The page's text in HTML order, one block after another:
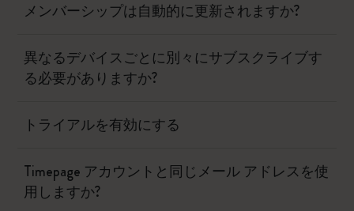
メンバーシップは自動的に更新されますか?
異なるデバイスごとに別々にサブスクライブす
る必要がありますか?
トライアルを有効にする
Timepage アカウントと同じメール アドレスを使
用しますか?